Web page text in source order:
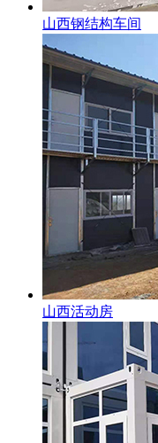
山西钢结构车间
山西活动房